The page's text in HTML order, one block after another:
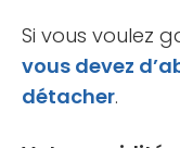
Si vous voulez
vous devez
détacher.